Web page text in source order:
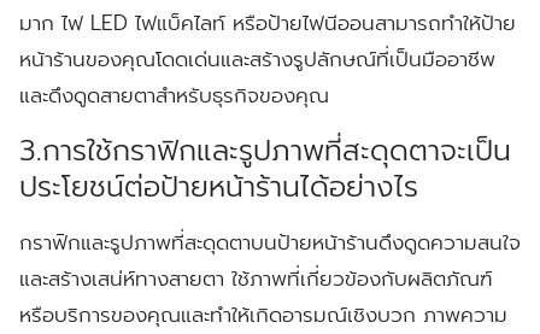
มาก ไฟ LED ไฟแบ็คไลท์ หรือป้ายไฟนีออนสามารถทำให้ป้าย
หน้าร้านของคุณโดดเด่นและสร้างรูปลักษณ์ที่เป็นมืออาชีพ
และดึงดูดสายตาสำหรับธุรกิจของคุณ
3.การใช้กราฟิกและรูปภาพที่สะดุดตาจะเป็น
ประโยชน์ต่อป้ายหน้าร้านได้อย่างไร
กราฟิกและรูปภาพที่สะดุดตาบนป้ายหน้าร้านดึงดูดความสนใจ
และสร้างเสน่ห์ทางสายตา ใช้ภาพที่เกี่ยวข้องกับผลิตภัณฑ์
หรือบริการของคุณและทำให้เกิดอารมณ์เชิงบวก ภาพความ